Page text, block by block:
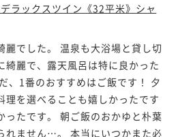
デラックスツイン《32平米》シャ
麗でした。 温泉も大浴場と貸し切
綺麗で、露天風呂は特に良かった
、1番のおすすめはご飯です！ 夕
理を選べることも嬉しかったです
ったです。 朝ご飯のおかゆと朴葉
れません…。 本当にいつかまた必